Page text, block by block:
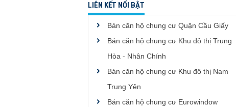
LIÊN KẾT NỔI BẬT
Bán căn hộ chung cư Quận Cầu Giấy
Bán căn hộ chung cư Khu đô thị Trung
Hòa - Nhân Chính
Bán căn hộ chung cư Khu đô thị Nam
Trung Yên
Bán căn hộ chung cư Eurowindow